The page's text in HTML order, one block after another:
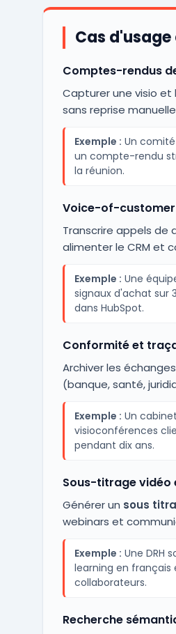
Cas
Comptes-rendus
Capturer une visio et
sans reprise
Exemple : Un
un compte-rendu
la réunion.
Voice-of-
Transcrire appels de
alimenter le CRM et
Exemple : Une
signaux d'achat sur
dans HubSpot.
Conformité et
Archiver les
(banque, santé,
Exemple : Un
visioconférences
pendant dix ans.
Sous-titrage vidéo
Générer un sous
webinars et
Exemple : Une DRH
learning en français
collaborateurs.
Recherche